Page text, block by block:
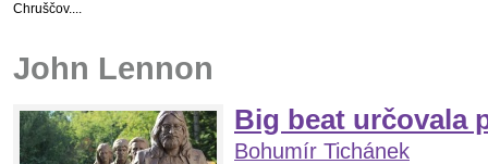
Chruščov....
John Lennon
Big beat určovala
Bohumír Tichánek